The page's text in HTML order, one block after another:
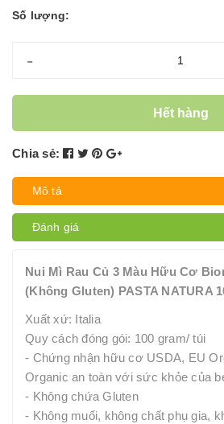
Số lượng:
-
Hết hàng
Chia sẻ:
Mô tả
Đánh giá
Nui Mì Rau Củ 3 Màu Hữu Cơ
(Không Gluten) PASTA NATURA
Xuất xứ: Italia
Quy cách đóng gói: 100 gram/ túi
- Chứng nhận hữu cơ USDA, EU
Organic an toàn với sức khỏe của
- Không chứa Gluten
- Không muối, không chất phụ gia,